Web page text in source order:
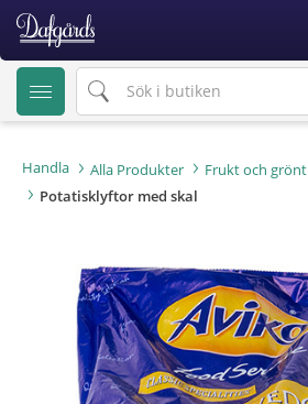
text.skipToContent
text.skipToNavigation
Handla Alla Produkter Frukt och grönt
Potatisklyftor med skal